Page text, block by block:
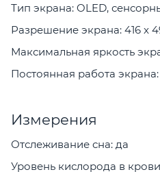
Тип экрана: OLED,
Разрешение экрана: 416 x
Максимальная яркость
Постоянная работа экрана:
Измерения
Отслеживание сна: да
Уровень кислорода в